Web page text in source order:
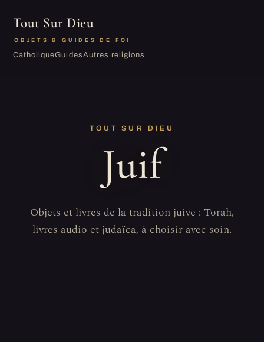
Tout Sur Dieu
OBJETS & GUIDES DE FOI
CatholiqueGuidesAutres religions
TOUT SUR DIEU
Juif
Objets et livres de la tradition juive : Torah,
livres audio et judaïca, à choisir avec soin.